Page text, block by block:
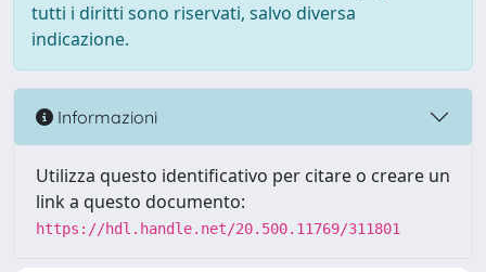
tutti i diritti sono riservati, salvo diversa
indicazione.
Informazioni
Utilizza questo identificativo per citare o creare un
link a questo documento:
https://hdl.handle.net/20.500.11769/311801